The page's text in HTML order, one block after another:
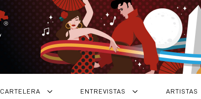
CARTELERA ENTREVISTAS ARTISTAS